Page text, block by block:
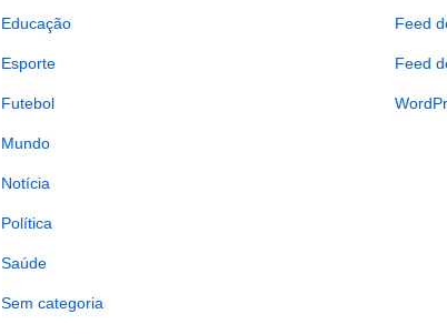
Educação
Esporte
Futebol
Mundo
Notícia
Política
Saúde
Sem categoria
Feed
Feed